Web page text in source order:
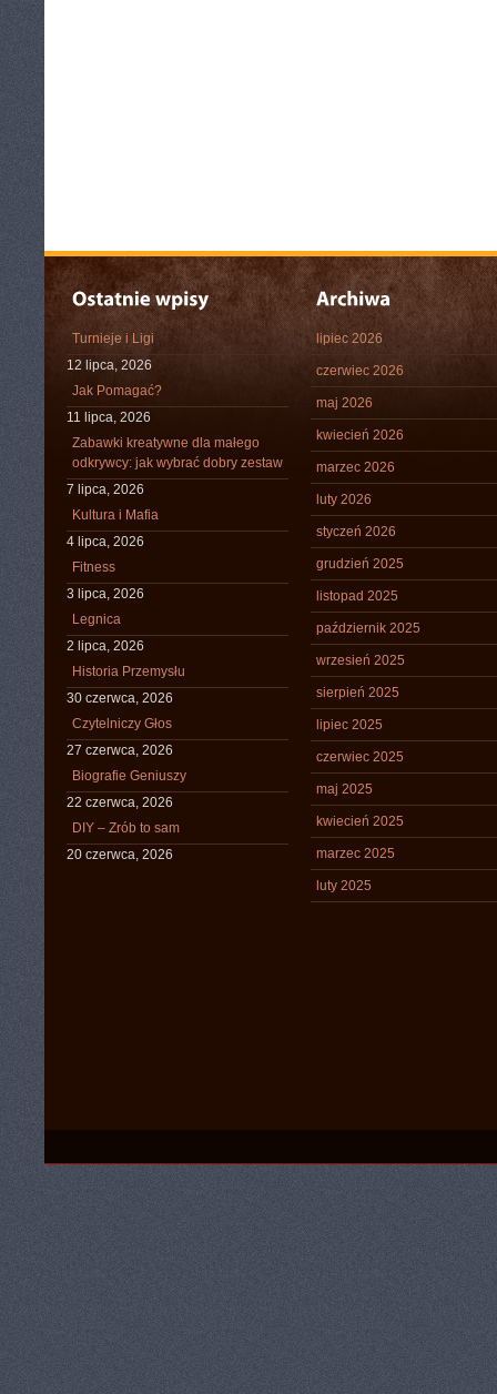
Turnieje i Ligi
12 lipca, 2026
Jak Pomagać?
11 lipca, 2026
Zabawki kreatywne dla małego
odkrywcy: jak wybrać dobry zestaw
7 lipca, 2026
Kultura i Mafia
4 lipca, 2026
Fitness
3 lipca, 2026
Legnica
2 lipca, 2026
Historia Przemysłu
30 czerwca, 2026
Czytelniczy Głos
27 czerwca, 2026
Biografie Geniuszy
22 czerwca, 2026
DIY – Zrób to sam
20 czerwca, 2026
lipiec 2026
czerwiec 2026
maj 2026
kwiecień 2026
marzec 2026
luty 2026
styczeń 2026
grudzień 2025
listopad 2025
październik 2025
wrzesień 2025
sierpień 2025
lipiec 2025
czerwiec 2025
maj 2025
kwiecień 2025
marzec 2025
luty 2025